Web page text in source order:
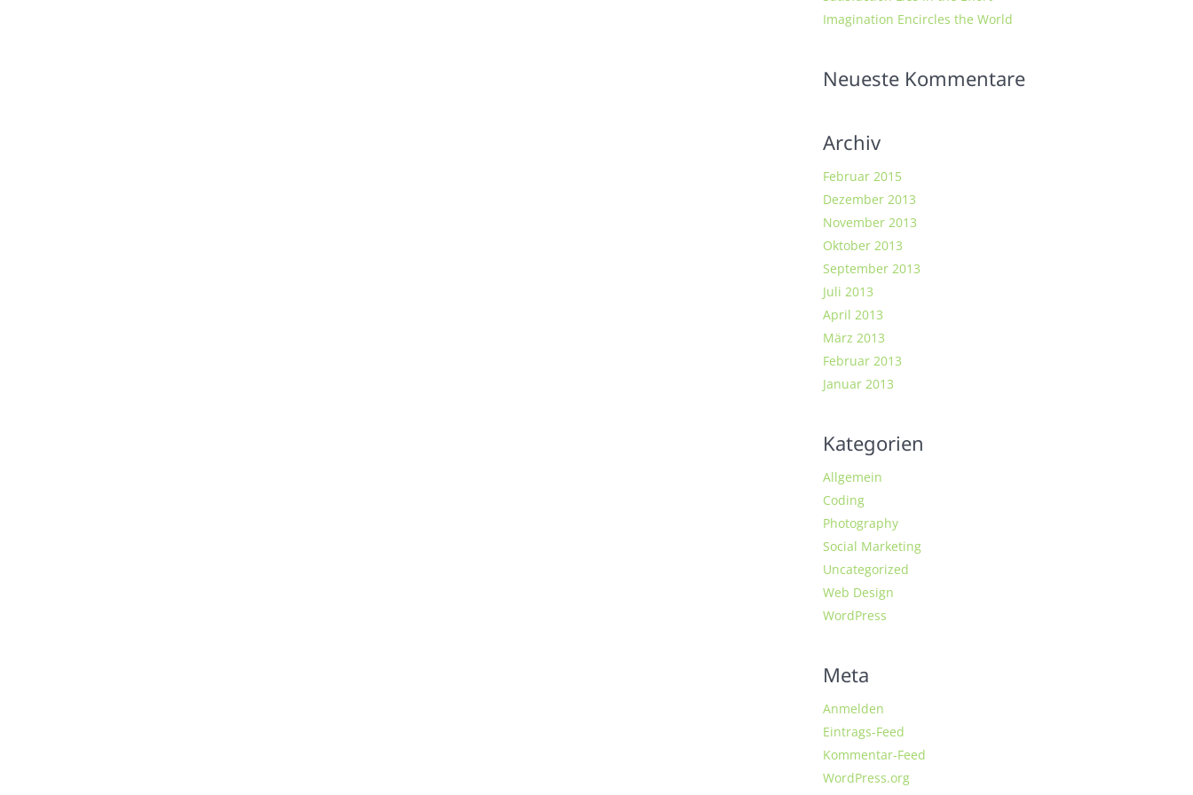
Imagination Encircles the World
Neueste Kommentare
Archiv
Februar 2015
Dezember 2013
November 2013
Oktober 2013
September 2013
Juli 2013
April 2013
März 2013
Februar 2013
Januar 2013
Kategorien
Allgemein
Coding
Photography
Social Marketing
Uncategorized
Web Design
WordPress
Meta
Anmelden
Eintrags-Feed
Kommentar-Feed
WordPress.org